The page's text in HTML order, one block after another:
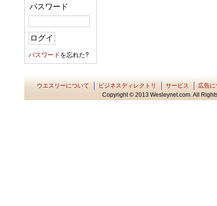
パスワード
パスワードを忘れた?
ウエスリーについて ビジネスディレクトリ サービス
広告に
Copyright © 2013 Wesleynet.com. All